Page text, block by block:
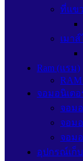
ที่แข
เมาส์
Ram (แรม)
RAM
จอมอนิเตอ
จอม
จอม
จอมอ
อุปกรณ์เก็